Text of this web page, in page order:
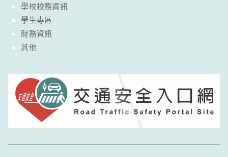
學校校務資訊
學生專區
財務資訊
其他